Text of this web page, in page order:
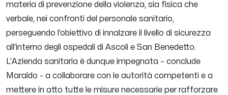
materia di prevenzione della violenza, sia fisica che
verbale, nei confronti del personale sanitario,
perseguendo l’obiettivo di innalzare il livello di sicurezza
all’interno degli ospedali di Ascoli e San Benedetto.
L’Azienda sanitaria è dunque impegnata – conclude
Maraldo - a collaborare con le autorità competenti e a
mettere in atto tutte le misure necessarie per rafforzare